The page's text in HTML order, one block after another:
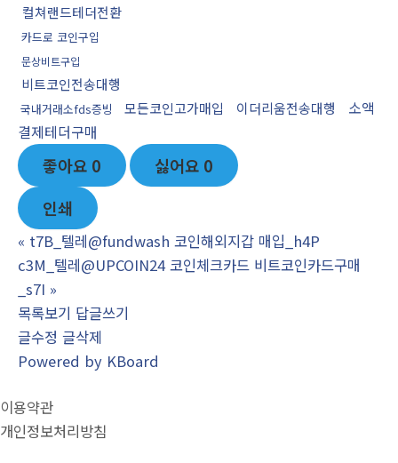
컬쳐랜드테더전환
카드로 코인구입
문상비트구입
비트코인전송대행
국내거래소fds증빙 모든코인고가매입 이더리움전송대행
소액
결제테더구매
좋아요 0 싫어요 0
인쇄
« t7B_텔레@fundwash 코인해외지갑 매입_h4P
c3M_텔레@UPCOIN24 코인체크카드 비트코인카드구매
_s7I »
목록보기 답글쓰기
글수정 글삭제
Powered by KBoard
이용약관
개인정보처리방침